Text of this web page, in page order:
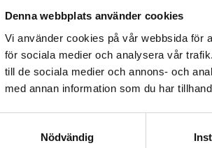
Denna webbplats använder cookies
Vi använder cookies på vår webbsida för
för sociala medier och analysera vår
till de sociala medier och annons- och
med annan information som du har
Nödvändig
Om
Lotta